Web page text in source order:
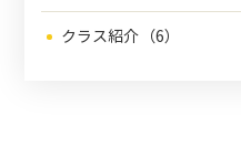
クラス紹介（6）